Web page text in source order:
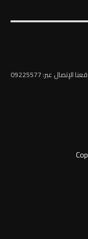
عبر: 09225577